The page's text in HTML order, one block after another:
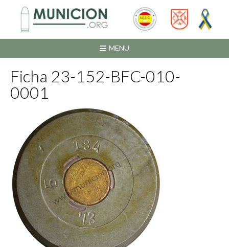
contenido
MENU
Ficha 23-152-BFC-010-
0001